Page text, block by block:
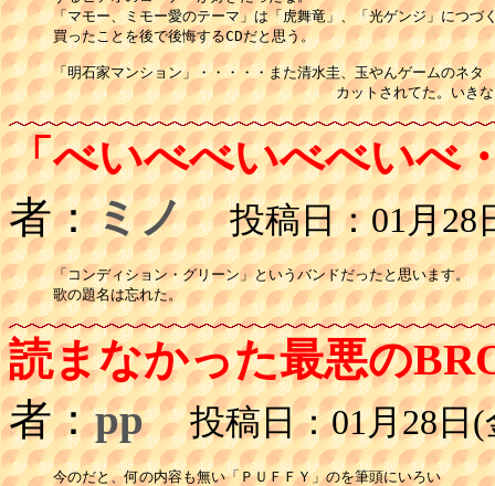
「マモー、ミモー愛のテーマ」は「虎舞竜」、「光ゲンジ」につづ
買ったことを後で後悔するCDだと思う。
「明石家マンション」・・・・・また清水圭、玉やんゲームのネタ
カットされてた。いきな
「べいべべいべべいべ
者：ミノ 投稿日：01月28
「コンディション・グリーン」というバンドだったと思います。
歌の題名は忘れた。
読まなかった最悪の
者：pp 投稿日：01月28日(
今のだと、何の内容も無い「ＰＵＦＦＹ」のを筆頭にいろい